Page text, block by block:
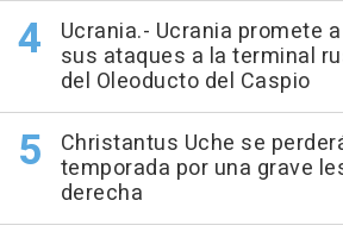
Ucrania.- Ucrania promete
sus ataques a la terminal
del Oleoducto del Caspio
Christantus Uche se
temporada por una grave
derecha